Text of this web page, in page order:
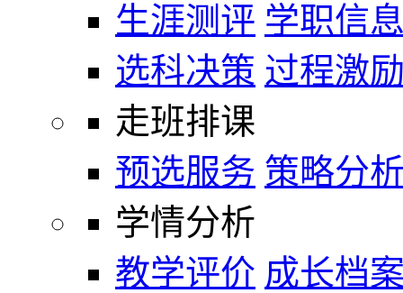
生涯测评 学职信
选科决策 过程激
走班排课
预选服务 策略分
学情分析
教学评价 成长档